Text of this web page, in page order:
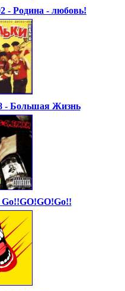
- Родина - любовь!
- Большая Жизнь
Go!!GO!GO!Go!!